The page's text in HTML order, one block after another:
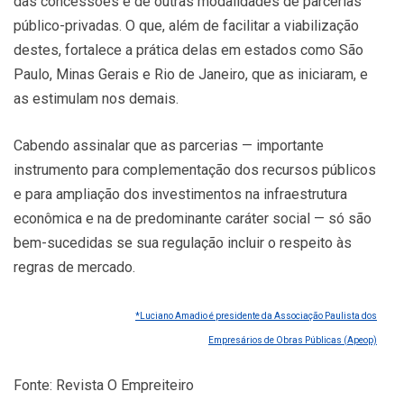
público-privadas. O que, além de facilitar a viabilização
destes, fortalece a prática delas em estados como São
Paulo, Minas Gerais e Rio de Janeiro, que as iniciaram, e
as estimulam nos demais.
Cabendo assinalar que as parcerias — importante
instrumento para complementação dos recursos públicos
e para ampliação dos investimentos na infraestrutura
econômica e na de predominante caráter social — só são
bem-sucedidas se sua regulação incluir o respeito às
regras de mercado.
*Luciano Amadio é presidente da Associação Paulista dos
Empresários de Obras Públicas (Apeop)
Fonte: Revista O Empreiteiro